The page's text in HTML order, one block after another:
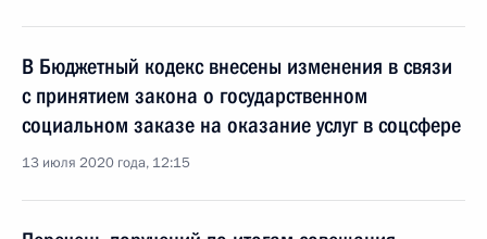
В Бюджетный кодекс внесены изменения в связи
с принятием закона о государственном
социальном заказе на оказание услуг в соцсфере
13 июля 2020 года, 12:15